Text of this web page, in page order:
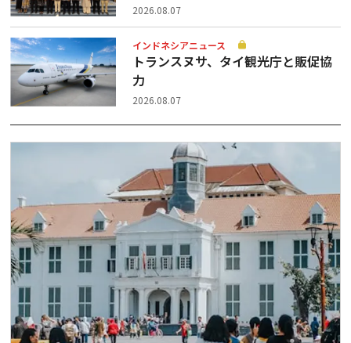
2026.08.07
インドネシアニュース
トランスヌサ、タイ観光庁と販促協
力
2026.08.07